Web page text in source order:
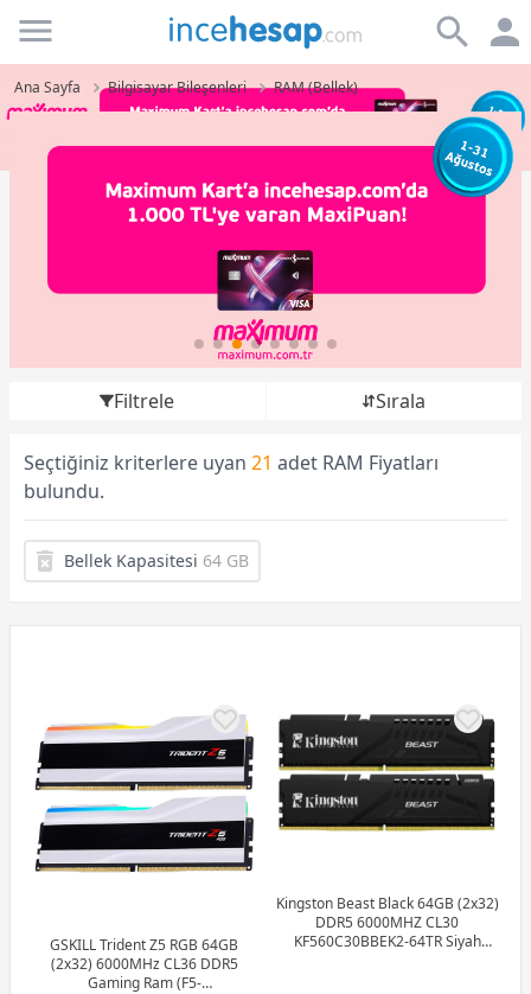
Incehesap
Ana Sayfa Bilgisayar Bileşenleri RAM (Bellek)
Filtrele Sırala
Seçtiğiniz kriterlere uyan 21 adet RAM Fiyatları
bulundu.
Bellek Kapasitesi 64 GB
GSKILL Trident Z5 RGB 64GB
(2x32) 6000MHz CL36 DDR5
Gaming Ram (F5-
Kingston Beast Black 64GB (2x32)
DDR5 6000MHZ CL30
KF560C30BBEK2-64TR Siyah